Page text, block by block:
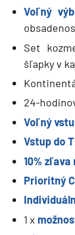
⇆
⇆
⇆
Plavby
Arktída
Voľný
Set
šľapky v
24-
Voľný
Vstup do
10% zľava
Prioritný
1 x